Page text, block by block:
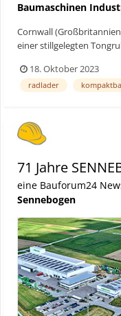
Baumaschinen
Cornwall
einer stillgelegten
nahmen die Aufgabe
erstmals unterstützt
18. Oktober 2023
radlader
71 Jahre
eine Bauforum24
Sennebogen